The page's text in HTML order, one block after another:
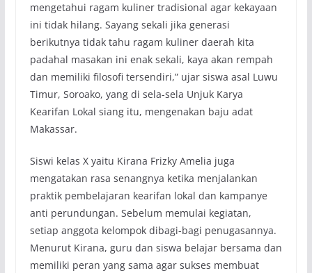
mengetahui ragam kuliner tradisional agar kekayaan
ini tidak hilang. Sayang sekali jika generasi
berikutnya tidak tahu ragam kuliner daerah kita
padahal masakan ini enak sekali, kaya akan rempah
dan memiliki filosofi tersendiri,” ujar siswa asal Luwu
Timur, Soroako, yang di sela-sela Unjuk Karya
Kearifan Lokal siang itu, mengenakan baju adat
Makassar.
Siswi kelas X yaitu Kirana Frizky Amelia juga
mengatakan rasa senangnya ketika menjalankan
praktik pembelajaran kearifan lokal dan kampanye
anti perundungan. Sebelum memulai kegiatan,
setiap anggota kelompok dibagi-bagi penugasannya.
Menurut Kirana, guru dan siswa belajar bersama dan
memiliki peran yang sama agar sukses membuat